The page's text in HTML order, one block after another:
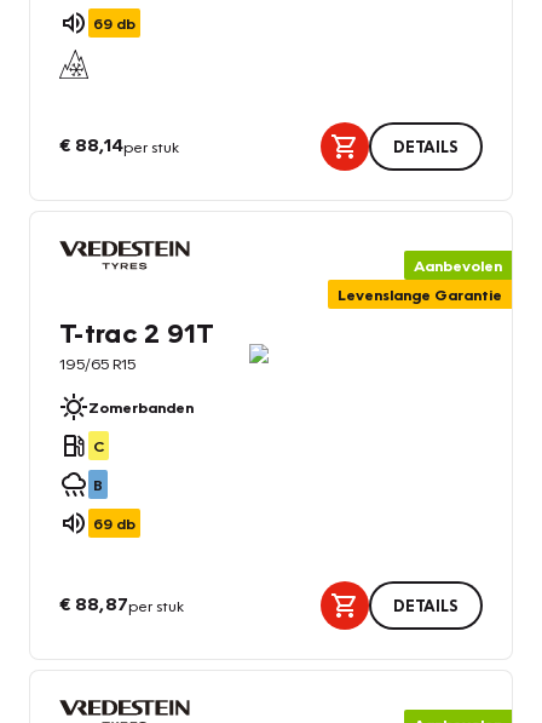
69 db
€ 88,14per stuk DETAILS
Aanbevolen
Levenslange Garantie
T-trac 2 91T
195/65 R15
Zomerbanden
C
B
69 db
€ 88,87per stuk DETAILS